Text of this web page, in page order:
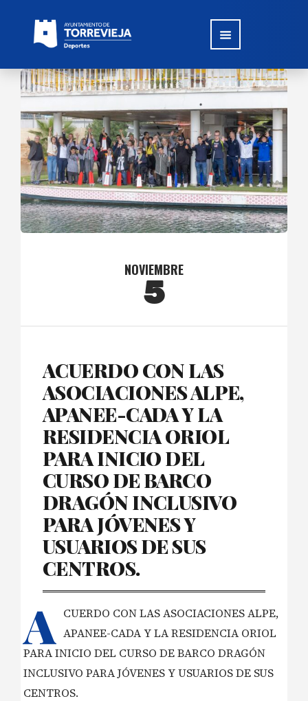
NOVIEMBRE
5
ACUERDO CON LAS
ASOCIACIONES ALPE,
APANEE-CADA Y LA
RESIDENCIA ORIOL
PARA INICIO DEL
CURSO DE BARCO
DRAGÓN INCLUSIVO
PARA JÓVENES Y
USUARIOS DE SUS
CENTROS.
A CUERDO CON LAS ASOCIACIONES ALPE,
APANEE-CADA Y LA RESIDENCIA ORIOL
PARA INICIO DEL CURSO DE BARCO DRAGÓN
INCLUSIVO PARA JÓVENES Y USUARIOS DE SUS
CENTROS.